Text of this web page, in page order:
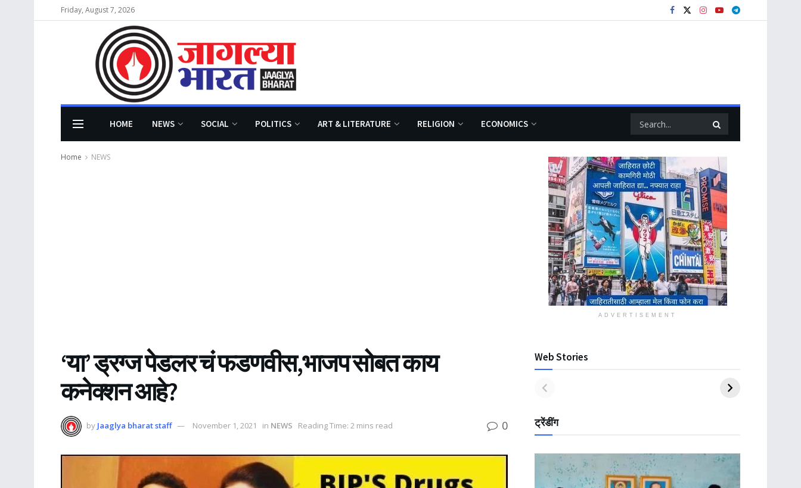
Friday, August 7, 2026
HOME NEWS SOCIAL POLITICS ART & LITERATURE RELIGION ECONOMICS
Home NEWS
‘या’ ड्रग्ज पेडलर चं फडणवीस,भाजप सोबत काय
कनेक्शन आहे?
by Jaaglya bharat staff November 1, 2021 in NEWS Reading Time: 2 mins read 0
ADVERTISEMENT
Web Stories
ट्रेंडींग